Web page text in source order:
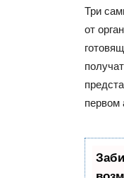
Три
от
первом